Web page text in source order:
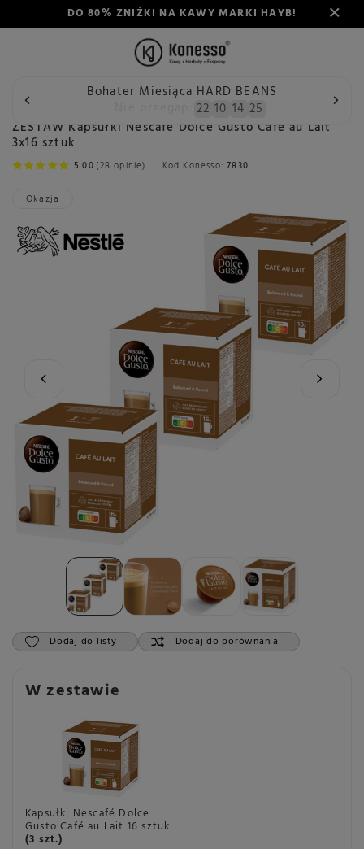
DO 80% ZNIŻKI NA KAWY MARKI HAYB!
Bohater Miesiąca HARD BEANS
22 10 14 24
Wstecz Konesso Kawa Rodzaj Kawa w kapsułkach
Okazja
ZESTAW Kapsułki Nescafé Dolce Gusto Café au Lait
3x16 sztuk
5.00 (28 opinie) Kod Konesso:7830
Dodaj do listy Dodaj do porównania
W zestawie
Kapsułki Nescafé Dolce
Gusto Café au Lait 16 sztuk
(3 szt.)